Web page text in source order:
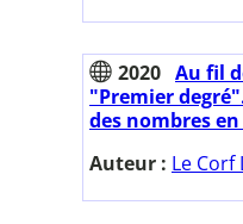
2020 Au fil
"Premier
des nombres
Auteur : Le Corf